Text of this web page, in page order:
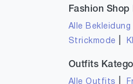
Fashion
Alle Bekleidung
Strickmode
Outfits
Alle Outfits